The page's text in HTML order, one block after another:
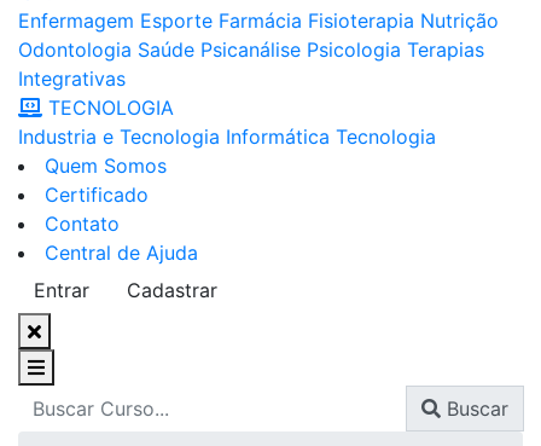
Enfermagem Esporte Farmácia Fisioterapia Nutrição
Odontologia Saúde Psicanálise Psicologia Terapias
Integrativas
TECNOLOGIA
Industria e Tecnologia Informática Tecnologia
Quem Somos
Certificado
Contato
Central de Ajuda
Entrar
Cadastrar
Buscar